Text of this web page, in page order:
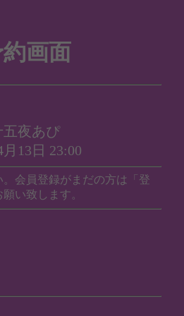
画面
五夜あぴ
13日 23:00
会員登録がまだの方は「登
い致します。